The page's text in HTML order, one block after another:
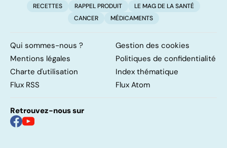
RECETTES RAPPEL PRODUIT
LE MAG DE LA SANTÉ
CANCER
MÉDICAMENTS
Qui sommes-nous ?
Gestion des cookies
Mentions légales
Politiques de confidentialité
Charte d'utilisation
Index thématique
Flux RSS
Flux Atom
Retrouvez-nous sur